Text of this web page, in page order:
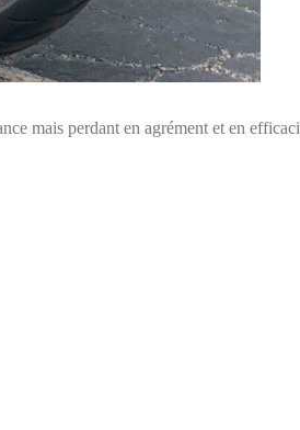
mais perdant en agrément et en